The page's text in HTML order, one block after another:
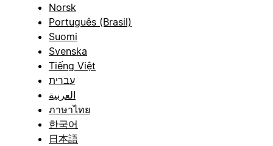
Norsk
Português (Brasil)
Suomi
Svenska
Tiếng Việt
עברית
العربية
ภาษาไทย
한국어
日本語